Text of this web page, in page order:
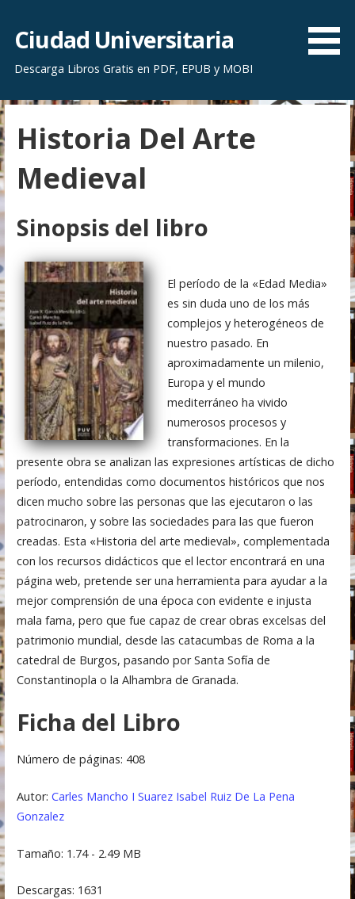
r
a
l
c
o
n
e
n
i
d
o
Ciudad Universitaria
Descarga Libros Gratis en PDF, EPUB y MOBI
Historia Del Arte
Medieval
Sinopsis del libro
El período de la «Edad Media»
es sin duda uno de los más
complejos y heterogéneos de
nuestro pasado. En
aproximadamente un milenio,
Europa y el mundo
mediterráneo ha vivido
numerosos procesos y
transformaciones. En la
presente obra se analizan las expresiones artísticas de dicho
período, entendidas como documentos históricos que nos
dicen mucho sobre las personas que las ejecutaron o las
patrocinaron, y sobre las sociedades para las que fueron
creadas. Esta «Historia del arte medieval», complementada
con los recursos didácticos que el lector encontrará en una
página web, pretende ser una herramienta para ayudar a la
mejor comprensión de una época con evidente e injusta
mala fama, pero que fue capaz de crear obras excelsas del
patrimonio mundial, desde las catacumbas de Roma a la
catedral de Burgos, pasando por Santa Sofía de
Constantinopla o la Alhambra de Granada.
Ficha del Libro
Número de páginas: 408
Autor: Carles Mancho I Suarez Isabel Ruiz De La Pena
Gonzalez
Tamaño: 1.74 - 2.49 MB
Descargas: 1631